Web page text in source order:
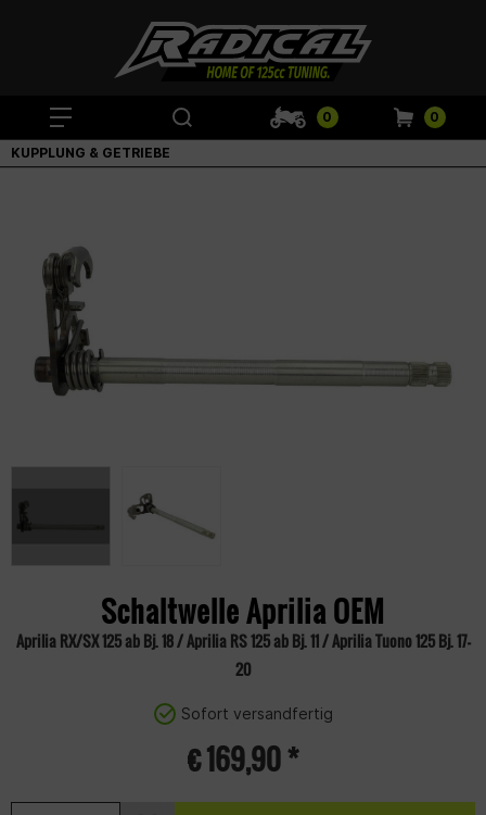
0 0
KUPPLUNG & GETRIEBE
Schaltwelle Aprilia OEM
Aprilia RX/SX 125 ab Bj. 18 / Aprilia RS 125 ab Bj. 11 / Aprilia Tuono 125 Bj. 17-
20
Sofort versandfertig
€ 169,90 *